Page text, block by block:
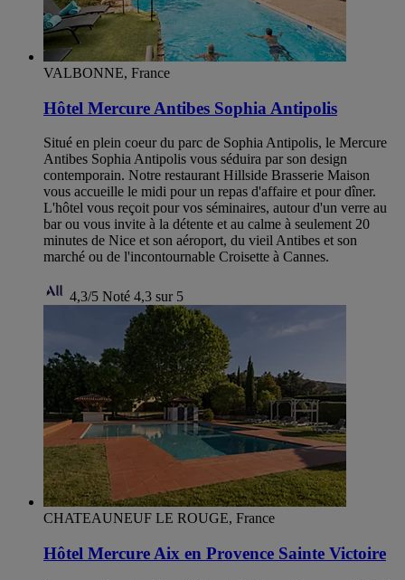
VALBONNE, France
Hôtel Mercure Antibes Sophia Antipolis
Situé en plein coeur du parc de Sophia Antipolis, le Mercure
Antibes Sophia Antipolis vous séduira par son design
contemporain. Notre restaurant Hillside Brasserie Maison
vous accueille le midi pour un repas d'affaire et pour dîner.
L'hôtel vous reçoit pour vos séminaires, autour d'un verre au
bar ou vous invite à la détente et au calme à seulement 20
minutes de Nice et son aéroport, du vieil Antibes et son
marché ou de l'incontournable Croisette à Cannes.
4,3/5 Noté 4,3 sur 5
CHATEAUNEUF LE ROUGE, France
Hôtel Mercure Aix en Provence Sainte Victoire